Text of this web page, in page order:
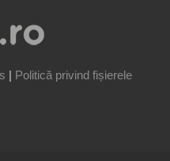
| Politică privind fișierele